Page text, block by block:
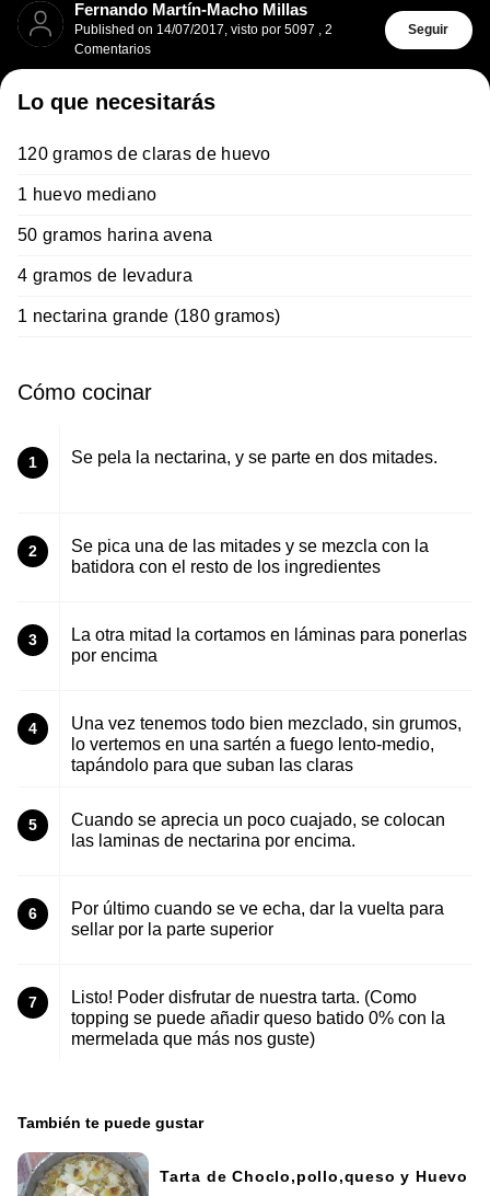
Fernando Martín-Macho Millas
Published on 14/07/2017, visto por 5097 , 2
Comentarios
Seguir
Lo que necesitarás
120 gramos de claras de huevo
1 huevo mediano
50 gramos harina avena
4 gramos de levadura
1 nectarina grande (180 gramos)
Cómo cocinar
1 Se pela la nectarina, y se parte en dos mitades.
2
Se pica una de las mitades y se mezcla con la
batidora con el resto de los ingredientes
3
La otra mitad la cortamos en láminas para ponerlas
por encima
4
Una vez tenemos todo bien mezclado, sin grumos,
lo vertemos en una sartén a fuego lento-medio,
tapándolo para que suban las claras
5
Cuando se aprecia un poco cuajado, se colocan
las laminas de nectarina por encima.
6
Por último cuando se ve echa, dar la vuelta para
sellar por la parte superior
7
Listo! Poder disfrutar de nuestra tarta. (Como
topping se puede añadir queso batido 0% con la
mermelada que más nos guste)
También te puede gustar
Tarta de Choclo,pollo,queso y Huevo